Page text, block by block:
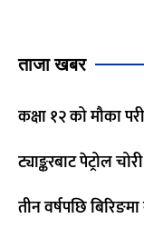
ताजा खबर
कक्षा १२ को मौका
ट्याङ्करबाट पेट्रोल
तीन वर्षपछि